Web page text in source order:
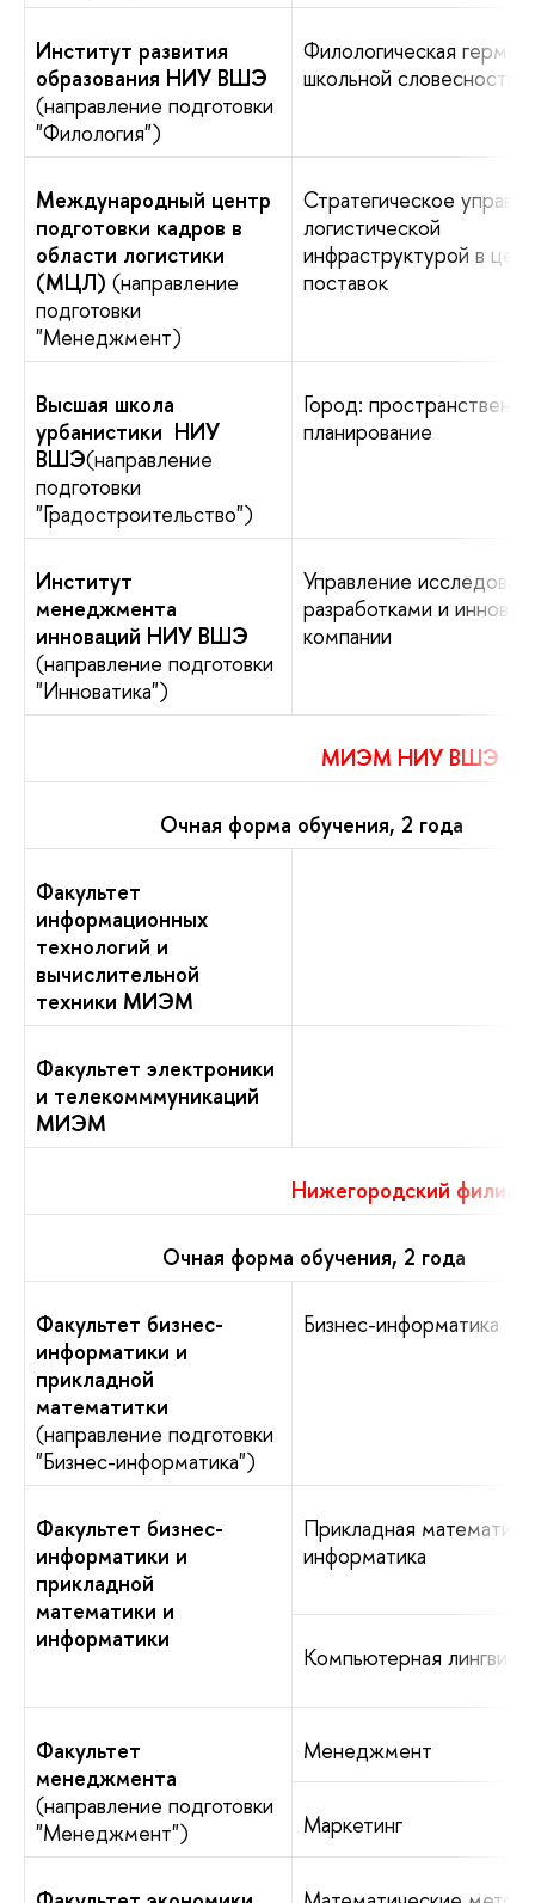
Институт развития
образования НИУ ВШЭ
(направление подготовки
"Филология")
Филологическая
школьной словесности
Международный центр
подготовки кадров в
области логистики
(МЦЛ) (направление
подготовки
"Менеджмент)
Стратегическое
логистической
инфраструктурой в
поставок
Высшая школа
урбанистики НИУ
ВШЭ(направление
подготовки
"Градостроительство")
Город:
планирование
Институт
менеджмента
инноваций НИУ ВШЭ
(направление подготовки
"Инноватика")
Управление
разработками и
компании
МИЭМ НИУ ВШЭ
Очная форма обучения, 2 года
Факультет
информационных
технологий и
вычислительной
техники МИЭМ
Факультет электроники
и телекомммуникаций
МИЭМ
Нижегородский филиал
Очная форма обучения, 2 года
Факультет бизнес-
информатики и
прикладной
математитки
(направление подготовки
"Бизнес-информатика")
Бизнес-информатика
Факультет бизнес-
информатики и
прикладной
математики и
информатики
Прикладная
информатика
Компьютерная
Факультет
менеджмента
(направление подготовки
"Менеджмент")
Менеджмент
Маркетинг